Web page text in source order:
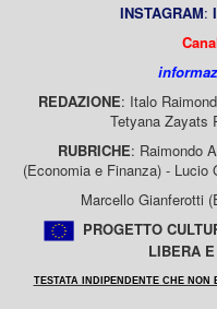
INSTAGRAM:
REDAZIONE: Italo
Tetyana Zayats
RUBRICHE: Raimondo
(Economia e Finanza) - Lucio
Marcello Gianferotti
PROGETTO
LIBERA
TESTATA INDIPENDENTE CHE